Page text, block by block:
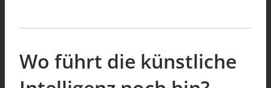
Wo führt die künstliche